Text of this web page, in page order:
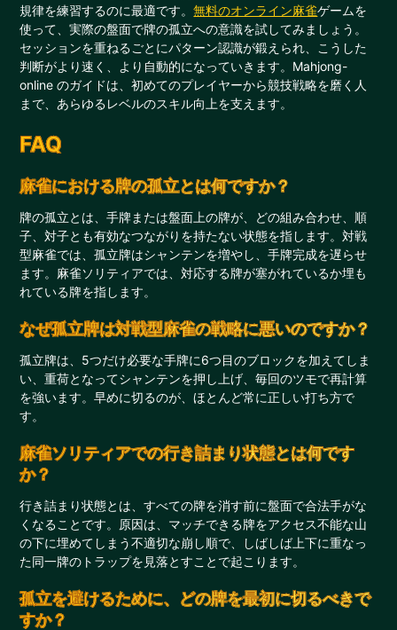
規律を練習するのに最適です。無料のオンライン麻雀ゲームを
使って、実際の盤面で牌の孤立への意識を試してみましょう。
セッションを重ねるごとにパターン認識が鍛えられ、こうした
判断がより速く、より自動的になっていきます。Mahjong-
online のガイドは、初めてのプレイヤーから競技戦略を磨く人
まで、あらゆるレベルのスキル向上を支えます。
FAQ
麻雀における牌の孤立とは何ですか？
牌の孤立とは、手牌または盤面上の牌が、どの組み合わせ、順
子、対子とも有効なつながりを持たない状態を指します。対戦
型麻雀では、孤立牌はシャンテンを増やし、手牌完成を遅らせ
ます。麻雀ソリティアでは、対応する牌が塞がれているか埋も
れている牌を指します。
なぜ孤立牌は対戦型麻雀の戦略に悪いのですか？
孤立牌は、5つだけ必要な手牌に6つ目のブロックを加えてしま
い、重荷となってシャンテンを押し上げ、毎回のツモで再計算
を強います。早めに切るのが、ほとんど常に正しい打ち方で
す。
麻雀ソリティアでの行き詰まり状態とは何です
か？
行き詰まり状態とは、すべての牌を消す前に盤面で合法手がな
くなることです。原因は、マッチできる牌をアクセス不能な山
の下に埋めてしまう不適切な崩し順で、しばしば上下に重なっ
た同一牌のトラップを見落とすことで起こります。
孤立を避けるために、どの牌を最初に切るべきで
すか？